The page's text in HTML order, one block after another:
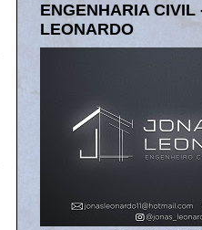
ENGENHARIA CIVIL
LEONARDO